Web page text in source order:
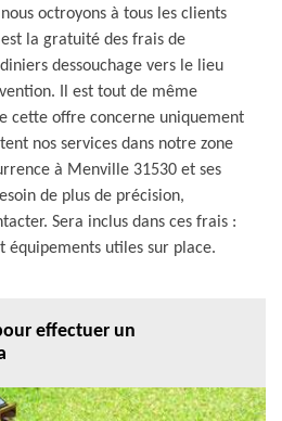
octroyons à tous les clients
la gratuité des frais de
dessouchage vers le lieu
Il est tout de même
cette offre concerne uniquement
nos services dans notre zone
à Menville 31530 et ses
de plus de précision,
Sera inclus dans ces frais :
équipements utiles sur place.
effectuer un